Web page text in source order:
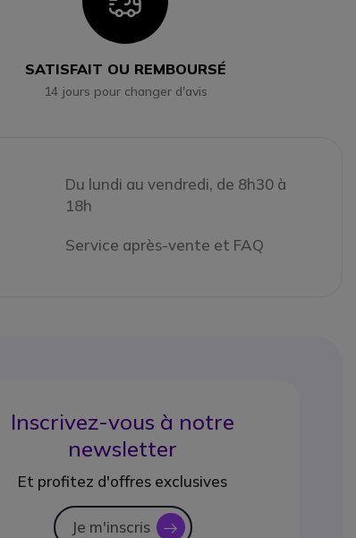
SATISFAIT OU REMBOURSÉ
14 jours pour changer d'avis
Du lundi au vendredi, de 8h30 à
18h
Service après-vente et FAQ
Inscrivez-vous à notre
newsletter
Et profitez d'offres exclusives
Je m'inscris icon